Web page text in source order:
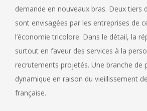
demande en nouveaux bras. Deux tiers
sont envisagées par les entreprises de
l’économie tricolore. Dans le détail, la
surtout en faveur des services à la
recrutements projetés. Une branche de
dynamique en raison du vieillissement
française.